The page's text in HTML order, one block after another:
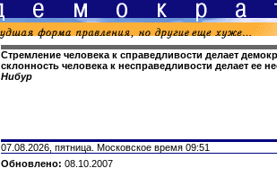
Стремление человека к справедливости делает
склонность человека к несправедливости делает ее
Нибур
07.08.2026, пятница. Московское время 09:51
Обновлено: 08.10.2007